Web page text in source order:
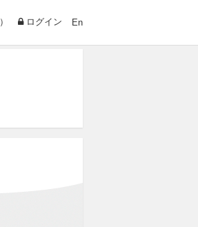
ログイン En